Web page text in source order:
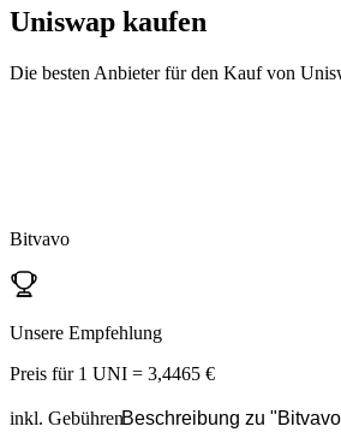
Uniswap kaufen
Die besten Anbieter für den Kauf von
Bitvavo
Unsere Empfehlung
Preis für 1 UNI = 3,4465 €
inkl. GebührenBeschreibung zu